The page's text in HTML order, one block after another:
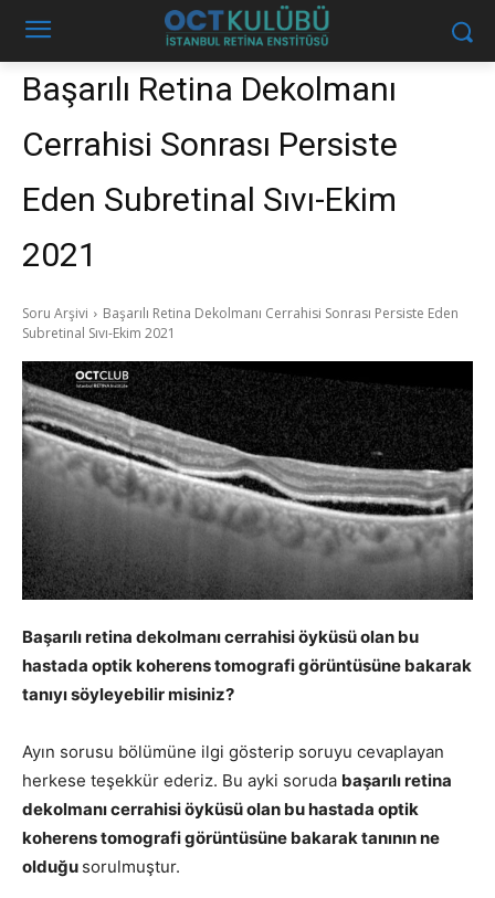
Başarılı Retina Dekolmanı
Cerrahisi Sonrası Persiste
Eden Subretinal Sıvı-Ekim
2021
Soru Arşivi
Başarılı Retina Dekolmanı Cerrahisi Sonrası Persiste Eden
Subretinal Sıvı-Ekim 2021
Başarılı retina dekolmanı cerrahisi öyküsü olan bu
hastada optik koherens tomografi görüntüsüne bakarak
tanıyı söyleyebilir misiniz?
Ayın sorusu bölümüne ilgi gösterip soruyu cevaplayan
herkese teşekkür ederiz. Bu ayki soruda başarılı retina
dekolmanı cerrahisi öyküsü olan bu hastada optik
koherens tomografi görüntüsüne bakarak tanının ne
olduğu sorulmuştur.